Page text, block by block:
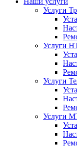
Услуги
Услуги
Услуги
Услуги